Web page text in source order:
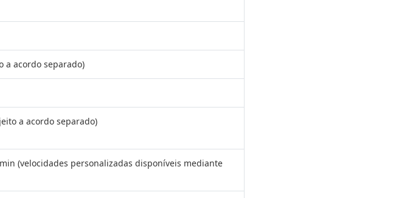
a acordo separado)
a acordo separado)
(velocidades personalizadas disponíveis mediante